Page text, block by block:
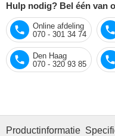
Hulp nodig? Bel één van
Online afdeling
070 - 301 34 74
Den Haag
070 - 320 93 85
Productinformatie